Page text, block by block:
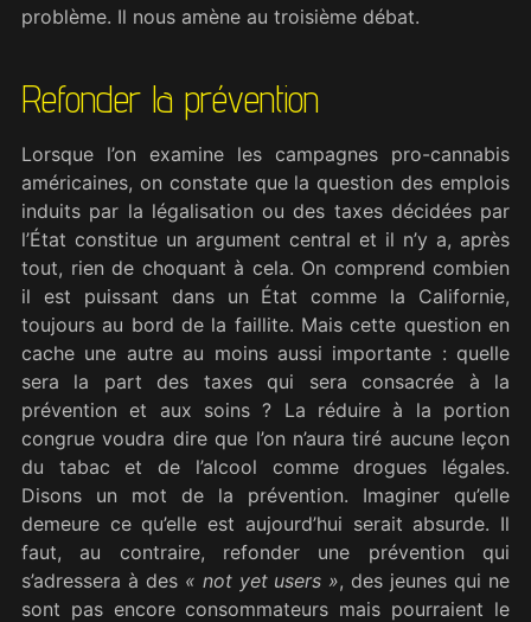
problème. Il nous amène au troisième débat.
Refonder la prévention
Lorsque l’on examine les campagnes pro-cannabis
américaines, on constate que la question des emplois
induits par la légalisation ou des taxes décidées par
l’État constitue un argument central et il n’y a, après
tout, rien de choquant à cela. On comprend combien
il est puissant dans un État comme la Californie,
toujours au bord de la faillite. Mais cette question en
cache une autre au moins aussi importante : quelle
sera la part des taxes qui sera consacrée à la
prévention et aux soins ? La réduire à la portion
congrue voudra dire que l’on n’aura tiré aucune leçon
du tabac et de l’alcool comme drogues légales.
Disons un mot de la prévention. Imaginer qu’elle
demeure ce qu’elle est aujourd’hui serait absurde. Il
faut, au contraire, refonder une prévention qui
s’adressera à des « not yet users », des jeunes qui ne
sont pas encore consommateurs mais pourraient le